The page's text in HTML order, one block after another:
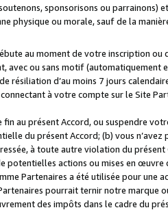
sponsorisons ou parrainons)
physique ou morale, sauf de la
au moment de votre inscription
avec ou sans motif (automatiquement
résiliation d’au moins 7 jours
à votre compte sur le Site
au présent Accord, ou suspendre
du présent Accord; (b) vous
à toute autre violation du
potentielles actions ou mises en
Partenaires a été utilisée pour une
pourrait ternir notre marque
des impôts dans le cadre du